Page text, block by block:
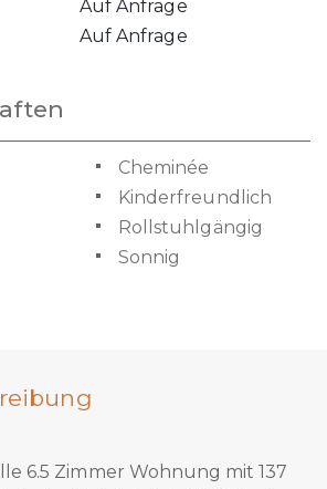
Auf Anfrage
Auf Anfrage
Cheminée
Kinderfreundlich
Rollstuhlgängig
Sonnig
6.5 Zimmer Wohnung mit 137